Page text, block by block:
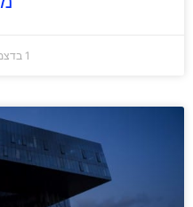
1 בדצמבר 2017